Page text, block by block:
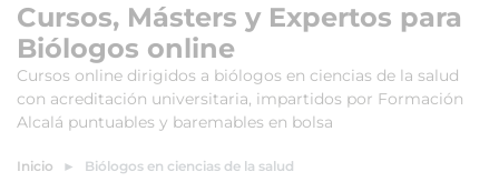
Cursos, Másters y Expertos para
Biólogos online
Cursos online dirigidos a biólogos en ciencias de la salud
con acreditación universitaria, impartidos por Formación
Alcalá puntuables y baremables en bolsa
Inicio Biólogos en ciencias de la salud